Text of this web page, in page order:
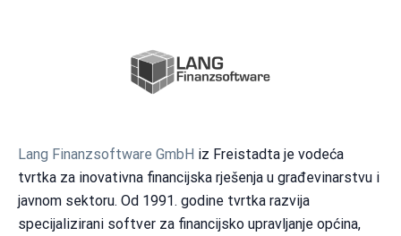
Lang Finanzsoftware GmbH iz Freistadta je vodeća
tvrtka za inovativna financijska rješenja u građevinarstvu i
javnom sektoru. Od 1991. godine tvrtka razvija
specijalizirani softver za financijsko upravljanje općina,